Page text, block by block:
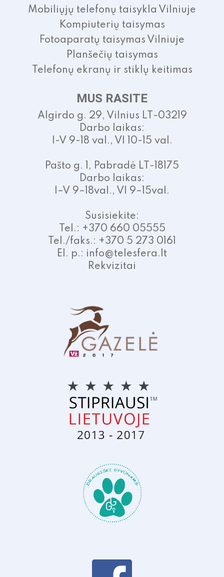
Mobiliųjų telefonų taisykla Vilniuje
Kompiuterių taisymas
Fotoaparatų taisymas Vilniuje
Planšečių taisymas
Telefonų ekranų ir stiklų keitimas
MUS RASITE
Algirdo g. 29, Vilnius LT-03219
Darbo laikas:
I-V 9-18 val., VI 10-15 val.
Pašto g. 1, Pabradė LT-18175
Darbo laikas:
I–V 9–18val., VI 9–15val.
Susisiekite:
Tel.: +370 660 05555
Tel./faks.: +370 5 273 0161
El. p.: info@telesfera.lt
Rekvizitai